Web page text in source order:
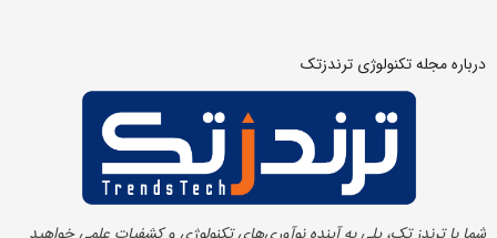
درباره مجله تکنولوژی ترندزتک